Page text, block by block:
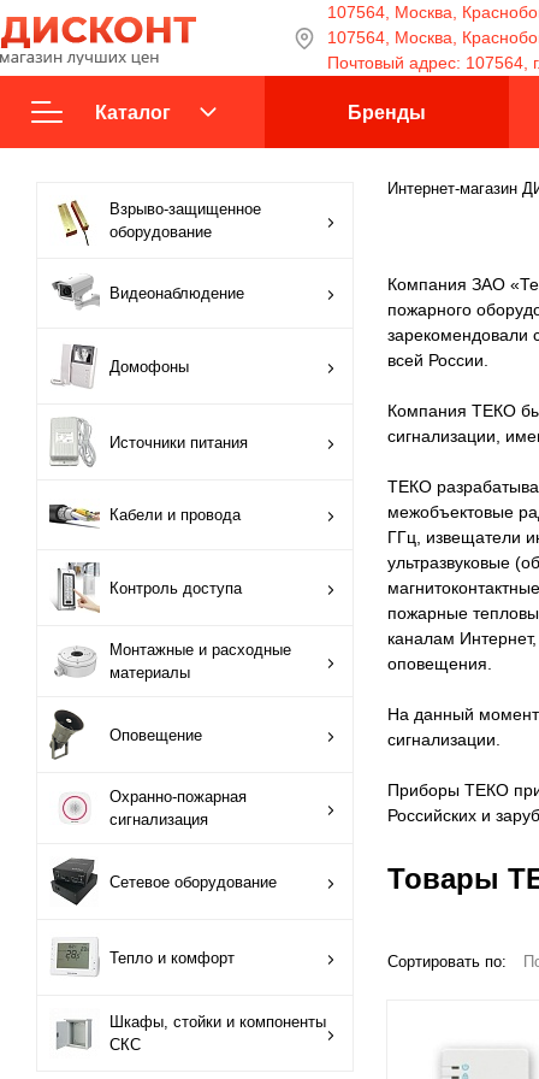
107564, Москва,
107564, Москва,
Почтовый адрес: 107564,
Каталог
оборудование
Видеонаблюдение
Кабели и провода
Контроль доступа
Монтажные и
расходные
Охранно-пожарная
оборудование
компоненты СКС
Бренды
Взрыво-защищенное
оборудование
Видеонаблюдение
Домофоны
Источники питания
Кабели и провода
Контроль доступа
Монтажные и расходные
материалы
Оповещение
Охранно-пожарная
сигнализация
Сетевое оборудование
Тепло и комфорт
Шкафы, стойки и компоненты
СКС
Интернет-магазин
Компания ЗАО
пожарного
зарекомендовали
всей России.
Компания ТЕКО
сигнализации,
ТЕКО
межобъектовые
ГГц, извещатели
ультразвуковые
пожарные
каналам
оповещения.
На данный момент
сигнализации.
Приборы ТЕКО
Российских и
Товары
Сортировать по: